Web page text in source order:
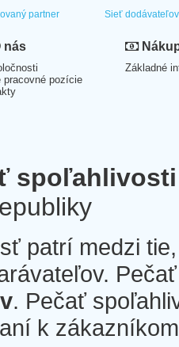
partner Sieť dodávateľov
nás
pracovné pozície
Základné
spoľahlivosti
patrí medzi
. Pečať
k